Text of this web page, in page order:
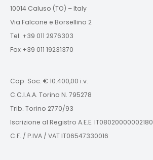
10014 Caluso (TO) – Italy
Via Falcone e Borsellino 2
Tel. +39 011 2976303
Fax +39 011 19231370
Cap. Soc. € 10.400,00 i.v.
C.C.I.A.A. Torino N. 795278
Trib. Torino 2770/93
Iscrizione al Registro A.E.E. IT08020000002180
C.F. / P.IVA / VAT IT06547330016